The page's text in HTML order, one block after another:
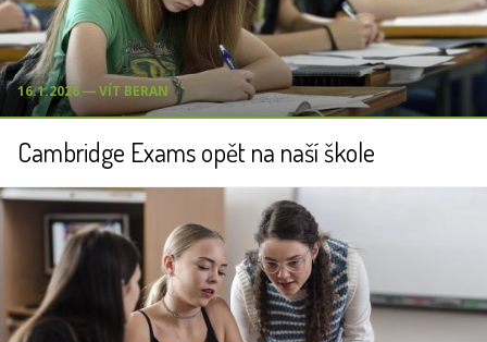
16.1.2026 ― VÍT BERAN
Cambridge Exams opět na naší škole